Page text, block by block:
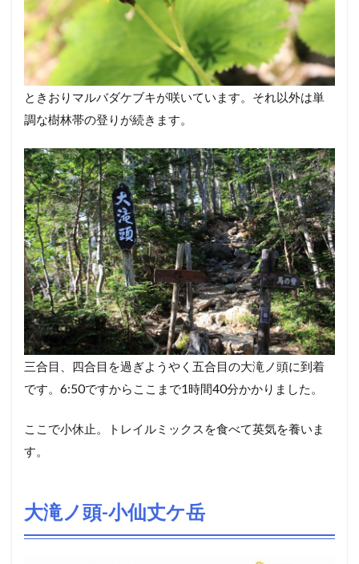
ときおりマルバダケブキが咲いています。それ以外は単
調な樹林帯の登りが続きます。
三合目、四合目を過ぎようやく五合目の大滝ノ頭に到着
です。6:50ですからここまで1時間40分かかりました。
ここで小休止。トレイルミックスを食べて英気を養いま
す。
大滝ノ頭-小仙丈ケ岳